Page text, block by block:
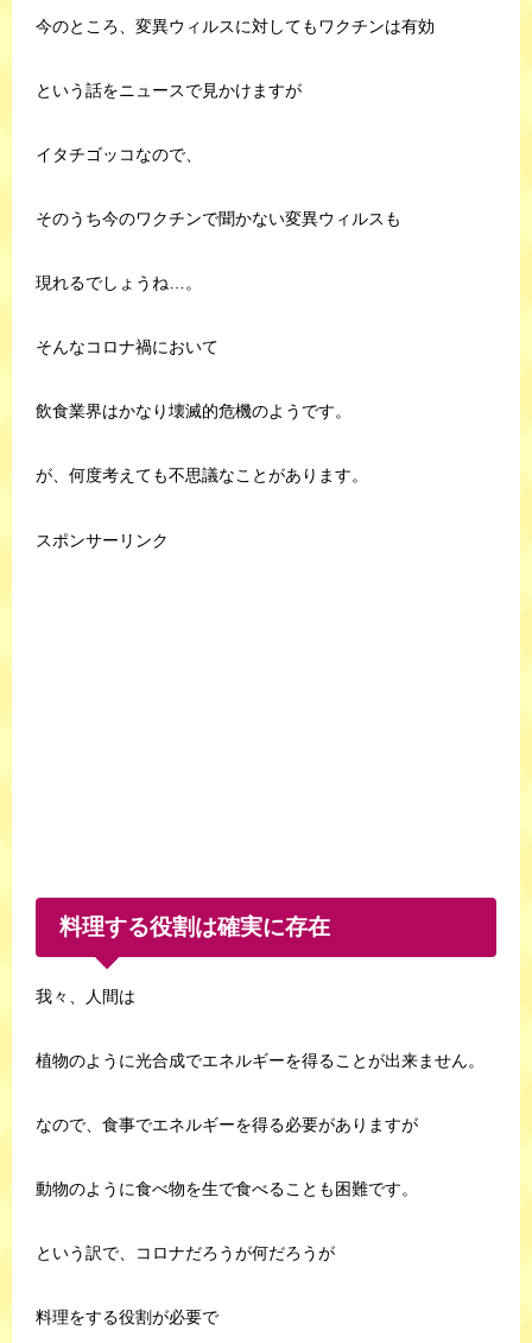
今のところ、変異ウィルスに対してもワクチンは有効
という話をニュースで見かけますが
イタチゴッコなので、
そのうち今のワクチンで聞かない変異ウィルスも
現れるでしょうね…。
そんなコロナ禍において
飲食業界はかなり壊滅的危機のようです。
が、何度考えても不思議なことがあります。
スポンサーリンク
料理する役割は確実に存在
我々、人間は
植物のように光合成でエネルギーを得ることが出来ません。
なので、食事でエネルギーを得る必要がありますが
動物のように食べ物を生で食べることも困難です。
という訳で、コロナだろうが何だろうが
料理をする役割が必要で